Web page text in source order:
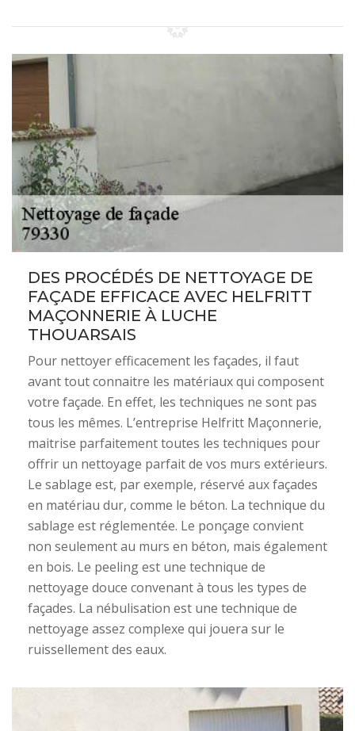
DES PROCÉDÉS DE NETTOYAGE DE
FAÇADE EFFICACE AVEC HELFRITT
MAÇONNERIE À LUCHE
THOUARSAIS
Pour nettoyer efficacement les façades, il faut
avant tout connaitre les matériaux qui composent
votre façade. En effet, les techniques ne sont pas
tous les mêmes. L’entreprise Helfritt Maçonnerie,
maitrise parfaitement toutes les techniques pour
offrir un nettoyage parfait de vos murs extérieurs.
Le sablage est, par exemple, réservé aux façades
en matériau dur, comme le béton. La technique du
sablage est réglementée. Le ponçage convient
non seulement au murs en béton, mais également
en bois. Le peeling est une technique de
nettoyage douce convenant à tous les types de
façades. La nébulisation est une technique de
nettoyage assez complexe qui jouera sur le
ruissellement des eaux.